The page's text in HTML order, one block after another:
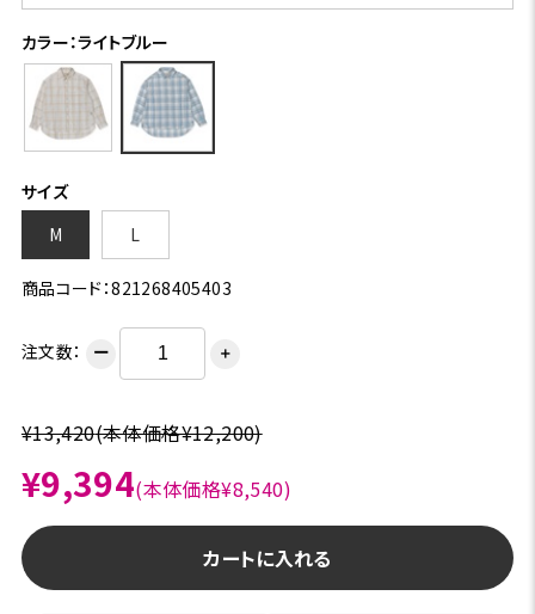
カラー：ライトブルー
サイズ
M
L
商品コード：821268405403
注文数： ー ＋
¥13,420(本体価格¥12,200)
¥9,394(本体価格¥8,540)
カートに入れる